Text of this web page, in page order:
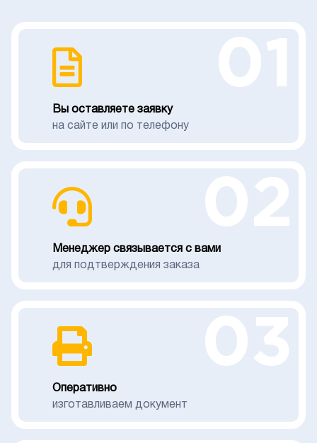
Вы оставляете заявку
на сайте или по телефону
Менеджер связывается с вами
для подтверждения заказа
Оперативно
изготавливаем документ